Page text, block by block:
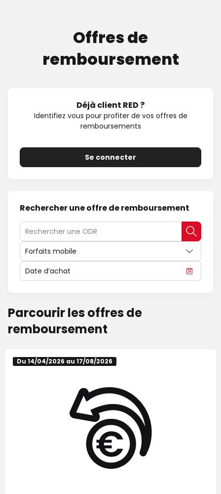
Offres de
remboursement
Déjà client RED ?
Identifiez vous pour profiter de vos offres de
remboursements
Se connecter
Rechercher une offre de remboursement
Parcourir les offres de
remboursement
Du 14/04/2026 au 17/08/2026